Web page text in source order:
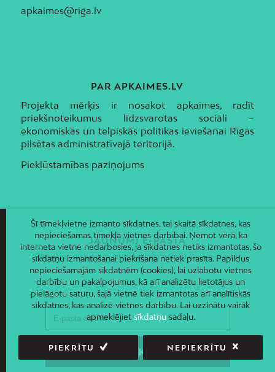
apkaimes@riga.lv
PAR APKAIMES.LV
Projekta mērķis ir nosakot apkaimes, radīt
priekšnoteikumus līdzsvarotas sociāli –
ekonomiskās un telpiskās politikas ieviešanai Rīgas
pilsētas administratīvajā teritorijā.
Piekļūstamības paziņojums
JAUNUMI E-PASTĀ
Piesakies un saņem jaunāko informāciju savā e-pastā!
Šī tīmekļvietne izmanto sīkdatnes, tai skaitā sīkdatnes, kas
nepieciešamas tīmekļa vietnes darbībai. Ņemot vērā, ka
interneta vietne nedarbosies, ja sīkdatnes netiks izmantotas, šo
sīkdatņu izmantošanai piekrišana netiek prasīta. Papildus
nepieciešamajām sīkdatnēm (cookies), lai uzlabotu vietnes
darbību un pakalpojumus, kā arī analizētu lietotājus un
pielāgotu saturu, šajā vietnē tiek izmantotas arī analītiskās
sīkdatnes, kas analizē vietnes darbību. Lai uzzinātu vairāk
apmeklējiet sīkdatņusadaļu.
PIEKRĪTU NEPIEKRĪTU